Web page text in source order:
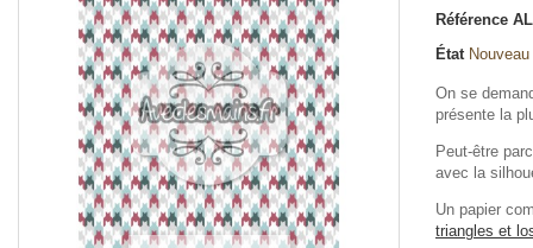
Référence
État Nouveau
On se
présente la
Peut-être
avec la
Un papier
triangles et